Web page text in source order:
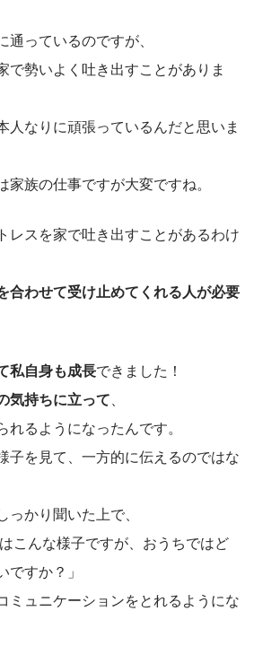
っているのですが、
で勢いよく吐き出すことがありま
人なりに頑張っているんだと思いま
家族の仕事ですが大変ですね。
レスを家で吐き出すことがあるわけ
合わせて受け止めてくれる人が必要
私自身も成長できました！
気持ちに立って、
るようになったんです。
子を見て、一方的に伝えるのではな
かり聞いた上で、
こんな様子ですが、おうちではど
ですか？」
ミュニケーションをとれるようにな